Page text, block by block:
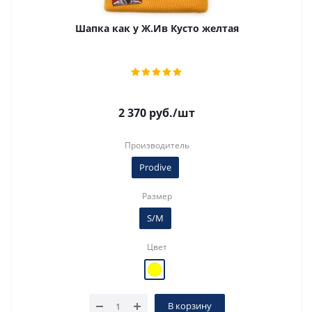
Шапка как у Ж.Ив Кусто желтая
2 370 руб./шт
Производитель
Prodive
Размер
S/M
Цвет
В корзину